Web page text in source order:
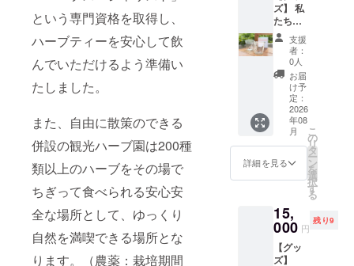
という専門資格を取得し、
ハーブティーを安心して飲
んでいただけるよう準備い
たしました。
また、自由に散策のできる
併設の観光ハーブ園は200種
類以上のハーブをその場で
ちぎって食べられる安心安
全な場所として、ゆっくり
自然を満喫できる場所とな
ります。（農薬：栽培期間
したく
なる一
杯で
す。 ・
名称：
カラー
ハーブ
ティー
（７包
セット
となり
・内容
量：１
2.5g〜
3g ・賞
味期
限：製
さらに
オリジ
ナルデ
ザイン
BINKO
P（1
個）の
お土産
付きで
す。 ・
日程：
令和8年
16:00
営業時
間内に
実施 ・
を新鮮
なまま
蒸留し
ハーブ
ウォー
ターを
作る体
験で
す。
ゆっく
りと
ハーブ
の香り
中で癒
されて
みませ
んか？
蒸留し
ズ】 私
たちの
お店で
使用す
るオリ
ジナル
デザイ
ンの
BINKO
Pをペア
（2個）
でお届
けしま
す。 香
りや色
楽しめ
る透明
感と、
手に
しっく
支援
者：
0人
お届
け予
定：
2026
年08
月
詳細を見る
こ
の
リ
タ
ー
ン
を
選
択
す
る
15,
000 円
残り9
【グッ
ズ】